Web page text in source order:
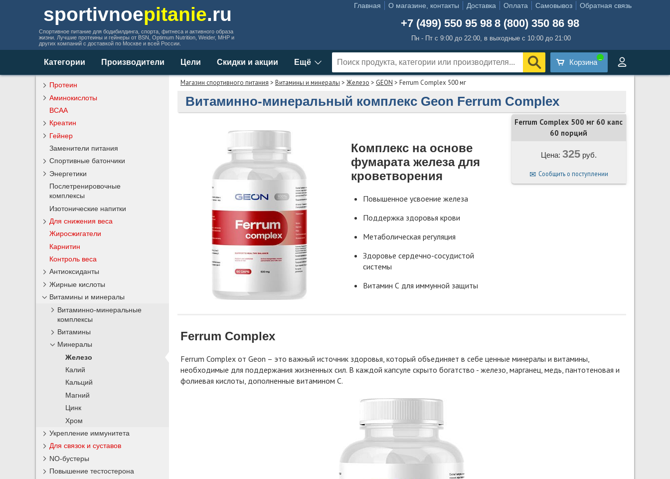
sportivnoepitanie.ru
Спортивное питание для бодибилдинга, спорта, фитнеса и активного образа
жизни. Лучшие протеины и гейнеры от BSN, Optimum Nutrition, Weider, MHP и
других компаний с доставкой по Москве и всей России.
Главная О магазине, контакты Доставка Оплата Самовывоз Обратная связь
+7 (499) 550 95 98 8 (800) 350 86 98
Пн - Пт с 9:00 до 22:00, в выходные с 10:00 до 21:00
Категории Производители Цели Скидки и акции Ещё Корзина
Магазин спортивного питания > Витамины и минералы > Железо > GEON > Ferrum Complex 500 мг
Витаминно-минеральный комплекс Geon Ferrum Complex
Комплекс на основе
фумарата железа для
кроветворения
Повышенное усвоение железа
Поддержка здоровья крови
Метаболическая регуляция
Здоровье сердечно-сосудистой
системы
Витамин С для иммунной защиты
Ferrum Complex 500 мг 60 капс
60 порций
Цена: 325руб.
Сообщить о поступлении
Ferrum Complex
Ferrum Complex от Geon – это важный источник здоровья, который объединяет в себе ценные минералы и витамины,
необходимые для поддержания жизненных сил. В каждой капсуле скрыто богатство - железо, марганец, медь, пантотеновая и
фолиевая кислоты, дополненные витамином C.
Протеин
Аминокислоты
BCAA
Креатин
Гейнер
Заменители питания
Спортивные батончики
Энергетики
Послетренировочные
комплексы
Изотонические напитки
Для снижения веса
Жиросжигатели
Карнитин
Контроль веса
Антиоксиданты
Жирные кислоты
Витамины и минералы
Витаминно-минеральные
комплексы
Витамины
Минералы
Железо
Калий
Кальций
Магний
Цинк
Хром
Укрепление иммунитета
Для связок и суставов
NO-бустеры
Повышение тестостерона